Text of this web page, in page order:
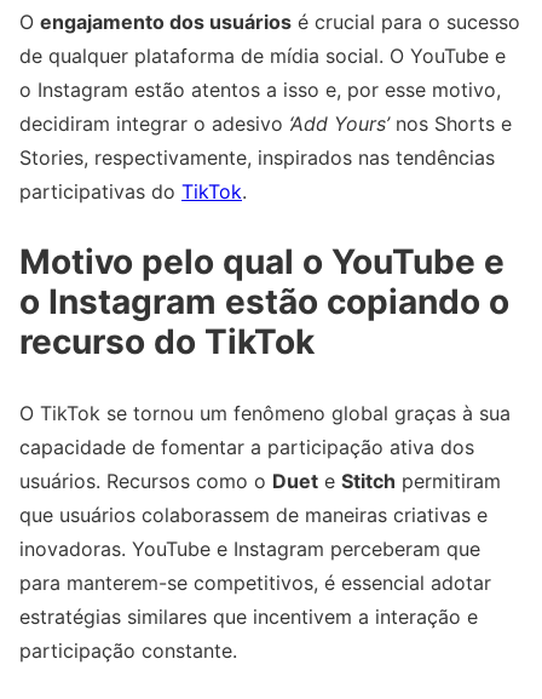
O engajamento dos usuários é crucial para o sucesso
de qualquer plataforma de mídia social. O YouTube e
o Instagram estão atentos a isso e, por esse motivo,
decidiram integrar o adesivo ‘Add Yours’nos Shorts e
Stories, respectivamente, inspirados nas tendências
participativas do TikTok.
Motivo pelo qual o YouTube e
o Instagram estão copiando o
recurso do TikTok
O TikTok se tornou um fenômeno global graças à sua
capacidade de fomentar a participação ativa dos
usuários. Recursos como o Duet e Stitch permitiram
que usuários colaborassem de maneiras criativas e
inovadoras. YouTube e Instagram perceberam que
para manterem-se competitivos, é essencial adotar
estratégias similares que incentivem a interação e
participação constante.